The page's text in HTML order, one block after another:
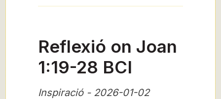
Reflexió on Joan
1:19-28 BCI
Inspiració - 2026-01-02